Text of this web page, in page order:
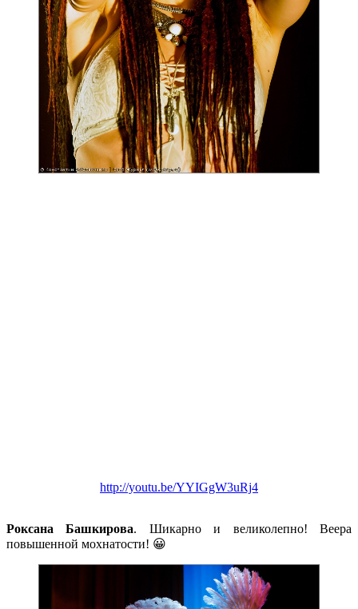
http://youtu.be/YYIGgW3uRj4
Роксана Башкирова. Шикарно и великолепно! Веера
повышенной мохнатости! 😀